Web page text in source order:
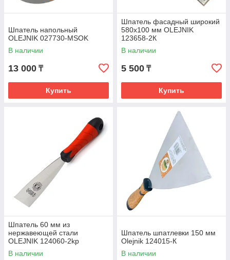
Шпатель напольный
OLEJNIK 027730-MSOK
В наличии
13 000 ₸
Купить
Шпатель фасадный широкий
580х100 мм OLEJNIK
123658-2К
В наличии
5 500 ₸
Купить
Шпатель 60 мм из
нержавеющей стали
OLEJNIK 124060-2kp
В наличии
Шпатель шпатлевки 150 мм
Olejnik 124015-К
В наличии